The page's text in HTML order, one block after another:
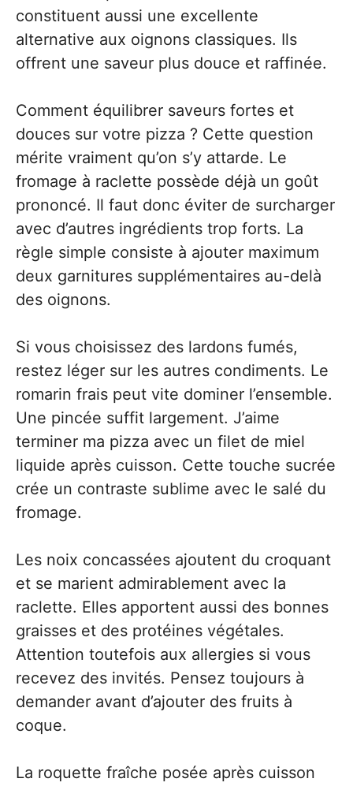
constituent aussi une excellente
alternative aux oignons classiques. Ils
offrent une saveur plus douce et raffinée.
Comment équilibrer saveurs fortes et
douces sur votre pizza ? Cette question
mérite vraiment qu’on s’y attarde. Le
fromage à raclette possède déjà un goût
prononcé. Il faut donc éviter de surcharger
avec d’autres ingrédients trop forts. La
règle simple consiste à ajouter maximum
deux garnitures supplémentaires au-delà
des oignons.
Si vous choisissez des lardons fumés,
restez léger sur les autres condiments. Le
romarin frais peut vite dominer l’ensemble.
Une pincée suffit largement. J’aime
terminer ma pizza avec un filet de miel
liquide après cuisson. Cette touche sucrée
crée un contraste sublime avec le salé du
fromage.
Les noix concassées ajoutent du croquant
et se marient admirablement avec la
raclette. Elles apportent aussi des bonnes
graisses et des protéines végétales.
Attention toutefois aux allergies si vous
recevez des invités. Pensez toujours à
demander avant d’ajouter des fruits à
coque.
La roquette fraîche posée après cuisson